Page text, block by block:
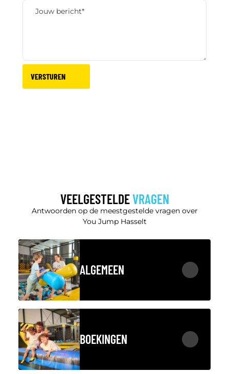
VERSTUREN
VEELGESTELDEVRAGEN
Antwoorden op de meestgestelde vragen over
You Jump Hasselt
ALGEMEEN
BOEKINGEN